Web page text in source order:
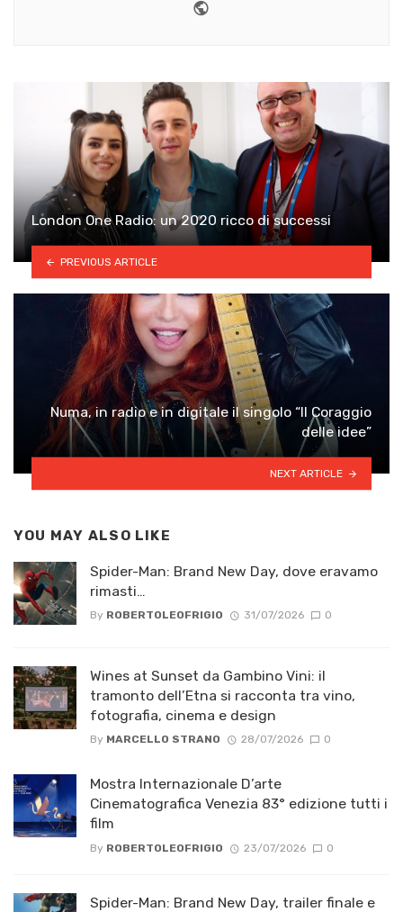
London One Radio: un 2020 ricco di successi
PREVIOUS ARTICLE
Numa, in radio e in digitale il singolo “Il Coraggio
delle idee”
NEXT ARTICLE
YOU MAY ALSO LIKE
Spider-Man: Brand New Day, dove eravamo
rimasti…
By ROBERTOLEOFRIGIO 31/07/2026 0
Wines at Sunset da Gambino Vini: il
tramonto dell’Etna si racconta tra vino,
fotografia, cinema e design
By MARCELLO STRANO 28/07/2026 0
Mostra Internazionale D’arte
Cinematografica Venezia 83° edizione tutti i
film
By ROBERTOLEOFRIGIO 23/07/2026 0
Spider-Man: Brand New Day, trailer finale e